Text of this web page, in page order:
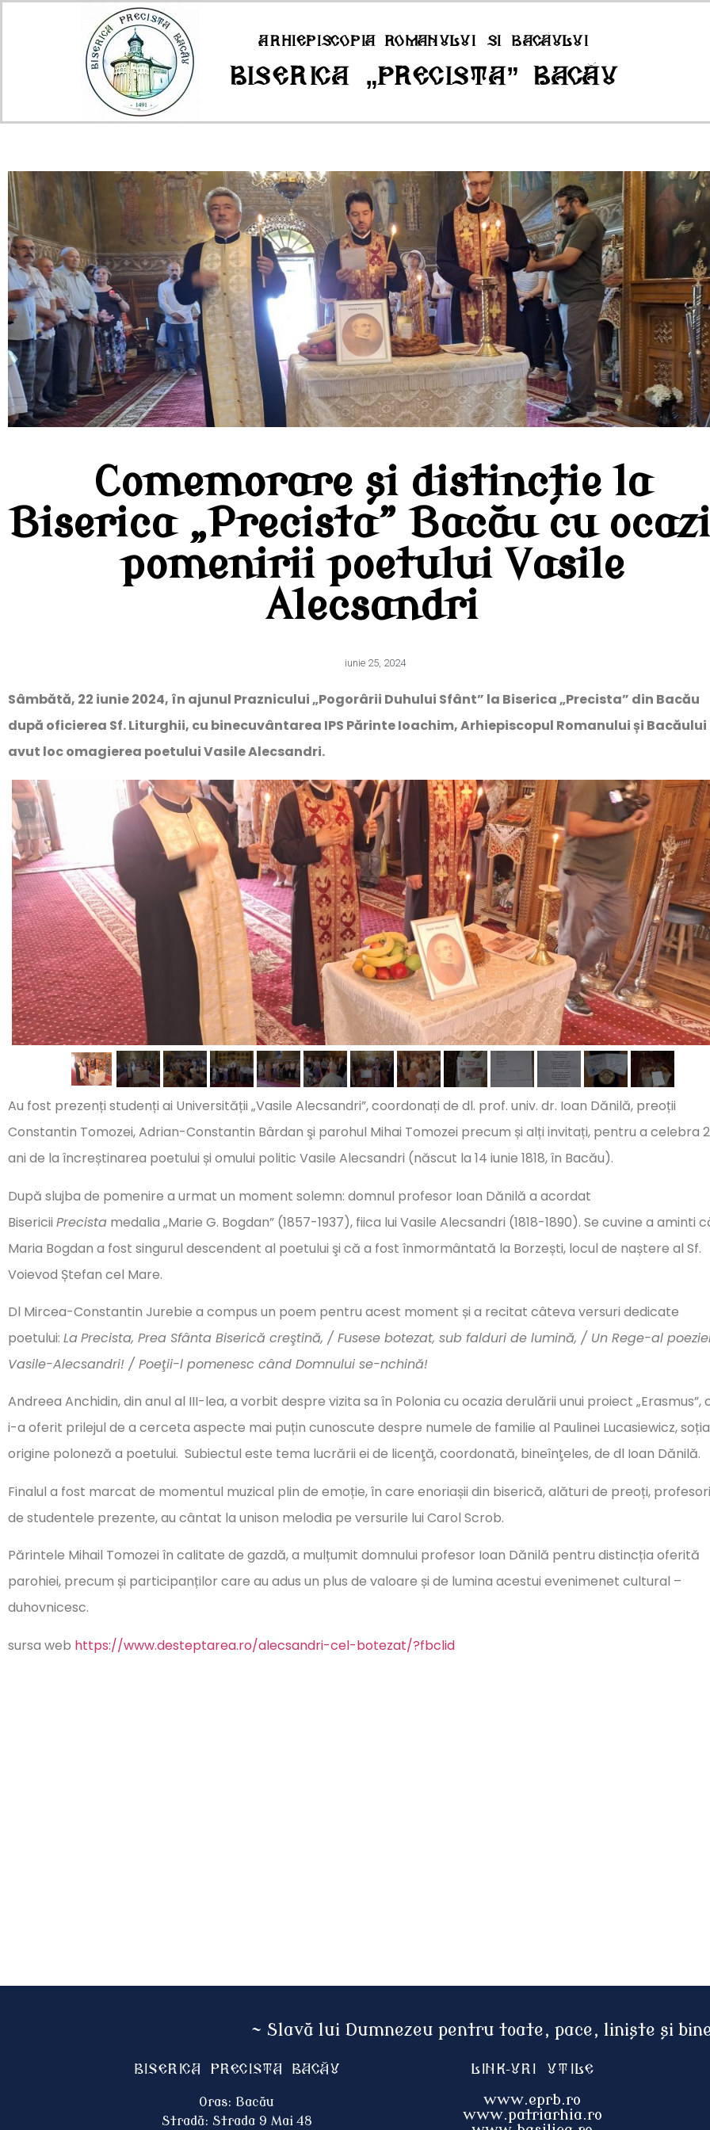
Arhiepiscopia Romanului si Bacăului
Biserica „Precista” Bacău
Comemorare și distincție la
Biserica „Precista” Bacău cu
pomenirii poetului Vasile
Alecsandri
iunie 25, 2024
Sâmbătă, 22 iunie 2024, în ajunul Praznicului „Pogorârii Duhului Sfânt” la Biserica „Precista” din Bacău
după oficierea Sf. Liturghii, cu binecuvântarea IPS Părinte Ioachim, Arhiepiscopul Romanului și Bacăului
avut loc omagierea poetului Vasile Alecsandri.
Au fost prezenți studenți ai Universității „Vasile Alecsandri”, coordonați de dl. prof. univ. dr. Ioan Dănilă, preoții
Constantin Tomozei, Adrian-Constantin Bârdan şi parohul Mihai Tomozei precum și alți invitați, pentru a celebra
ani de la încreștinarea poetului și omului politic Vasile Alecsandri (născut la 14 iunie 1818, în Bacău).
După slujba de pomenire a urmat un moment solemn: domnul profesor Ioan Dănilă a acordat
Bisericii Precista medalia „Marie G. Bogdan” (1857-1937), fiica lui Vasile Alecsandri (1818-1890). Se cuvine a aminti
Maria Bogdan a fost singurul descendent al poetului şi că a fost înmormântată la Borzești, locul de naștere al Sf.
Voievod Ștefan cel Mare.
Dl Mircea-Constantin Jurebie a compus un poem pentru acest moment și a recitat câteva versuri dedicate
poetului: LaPrecista, Prea Sfânta Biserică creştină, / Fusese botezat, sub falduri de lumină, / Un Rege-al
Vasile-Alecsandri! / Poeţii-l pomenesc când Domnului se-nchină!
Andreea Anchidin, din anul al III-lea, a vorbit despre vizita sa în Polonia cu ocazia derulării unui proiect „Erasmus”,
i-a oferit prilejul de a cerceta aspecte mai puțin cunoscute despre numele de familie al Paulinei Lucasiewicz,
origine poloneză a poetului. Subiectul este tema lucrării ei de licenţă, coordonată, bineînţeles, de dl Ioan Dănilă.
Finalul a fost marcat de momentul muzical plin de emoție, în care enoriașii din biserică, alături de preoți,
de studentele prezente, au cântat la unison melodia pe versurile lui Carol Scrob.
Părintele Mihail Tomozei în calitate de gazdă, a mulțumit domnului profesor Ioan Dănilă pentru distincția oferită
parohiei, precum și participanților care au adus un plus de valoare și de lumina acestui evenimenet cultural –
duhovnicesc.
sursa web https://www.desteptarea.ro/alecsandri-cel-botezat/?fbclid
~ Slavă lui Dumnezeu pentru toate, pace, liniște și
Biserica Precista BACĂU
Oras: Bacău
Stradă: Strada 9 Mai 48
Link-uri utile
www.eprb.ro
www.patriarhia.ro